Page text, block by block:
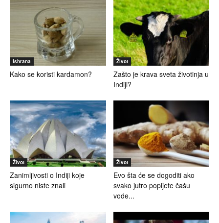
Ishrana
Kako se koristi kardamon?
Život
Zašto je krava sveta životinja u
Indiji?
Život
Zanimljivosti o Indiji koje
sigurno niste znali
Život
Evo šta će se dogoditi ako
svako jutro popijete čašu
vode...